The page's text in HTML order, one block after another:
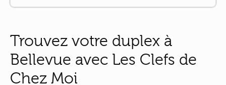
Trouvez votre duplex à
Bellevue avec Les Clefs de
Chez Moi